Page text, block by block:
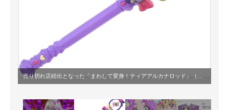
建設×テクノロジーの最前線
ちょっと気になるネットの話題